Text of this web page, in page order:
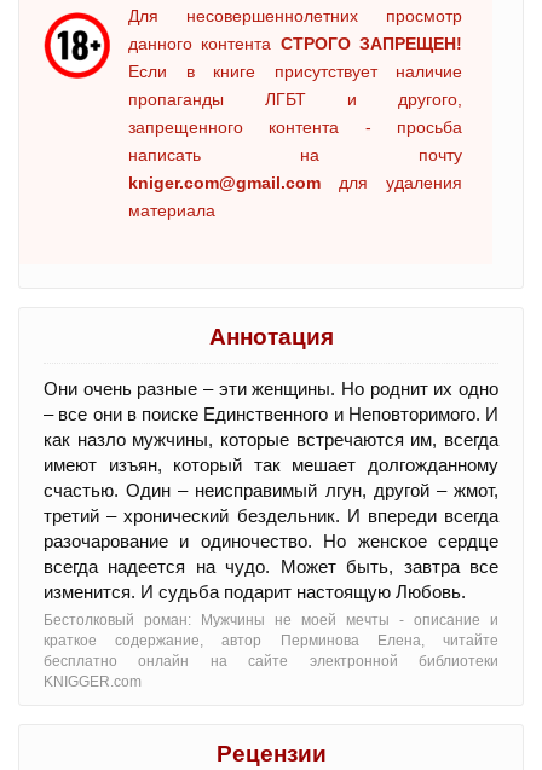
Для несовершеннолетних просмотр
данного контента СТРОГО ЗАПРЕЩЕН!
Если в книге присутствует наличие
пропаганды ЛГБТ и другого,
запрещенного контента - просьба
написать на почту
kniger.com@gmail.com для удаления
материала
Аннотация
Они очень разные – эти женщины. Но роднит их одно
– все они в поиске Единственного и Неповторимого. И
как назло мужчины, которые встречаются им, всегда
имеют изъян, который так мешает долгожданному
счастью. Один – неисправимый лгун, другой – жмот,
третий – хронический бездельник. И впереди всегда
разочарование и одиночество. Но женское сердце
всегда надеется на чудо. Может быть, завтра все
изменится. И судьба подарит настоящую Любовь.
Бестолковый роман: Мужчины не моей мечты - oписание и
краткое содержание, автор Перминова Елена, читайте
бесплатно онлайн на сайте электронной библиотеки
KNIGGER.com
Рецензии